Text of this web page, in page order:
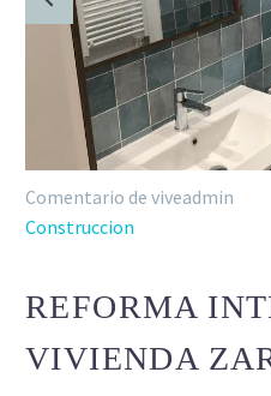
Comentario de viveadmin
Construccion
REFORMA
VIVIENDA